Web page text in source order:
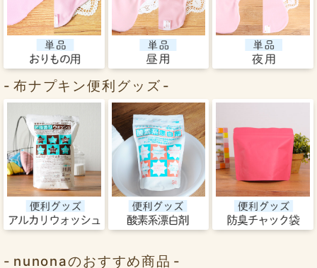
布ナプキン便利グッズ
nunonaのおすすめ商品